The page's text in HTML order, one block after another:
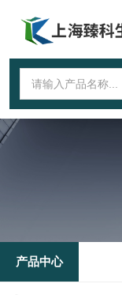
产品中心